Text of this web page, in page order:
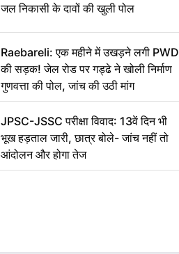
जल निकासी के दावों की खुली पोल
Raebareli: एक महीने में उखड़ने लगी PWD
की सड़क! जेल रोड पर गड्ढे ने खोली निर्माण
गुणवत्ता की पोल, जांच की उठी मांग
JPSC-JSSC परीक्षा विवाद: 13वें दिन भी
भूख हड़ताल जारी, छात्र बोले- जांच नहीं तो
आंदोलन और होगा तेज